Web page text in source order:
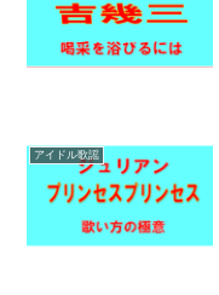
アイドル歌謡